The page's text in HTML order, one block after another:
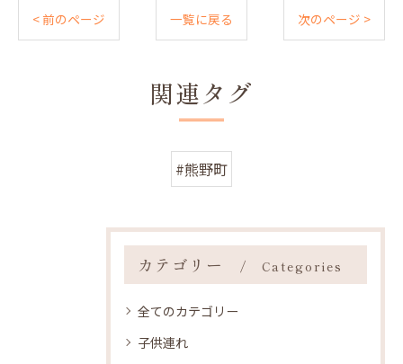
< 前のページ 一覧に戻る 次のページ >
関連タグ
#熊野町
カテゴリー Categories
全てのカテゴリー
子供連れ